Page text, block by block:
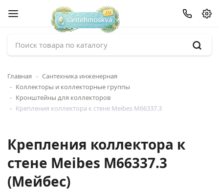
Главная
Сантехника инженерная
Коллекторы и коллекторные группы
Кронштейны для коллекторов
Крепления коллектора к стене Meibes M66337.3
Крепления коллектора к
стене Meibes M66337.3
(Мейбес)